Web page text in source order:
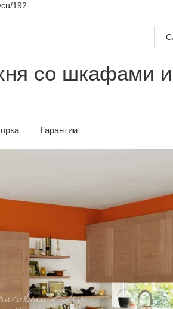
192
со шкафами
Гарантии